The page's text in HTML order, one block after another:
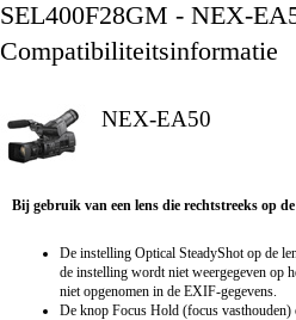
SEL400F28GM - NEX-
Compatibiliteitsinformatie
NEX-EA50
Bij gebruik van een lens die rechtstreeks op de
De instelling Optical SteadyShot op de
de instelling wordt niet weergegeven op
niet opgenomen in de EXIF-gegevens.
De knop Focus Hold (focus vasthouden)